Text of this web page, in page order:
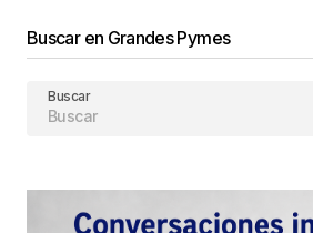
Comentario*
Buscar en Grandes Pymes
Buscar